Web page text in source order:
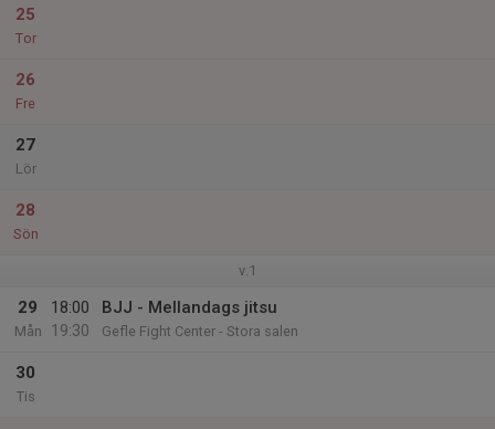
25
Tor
26
Fre
27
Lör
28
Sön
v.1
29
Mån
18:00
19:30
BJJ - Mellandags jitsu
Gefle Fight Center - Stora salen
30
Tis